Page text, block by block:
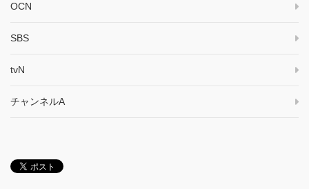
OCN
SBS
tvN
チャンネルA